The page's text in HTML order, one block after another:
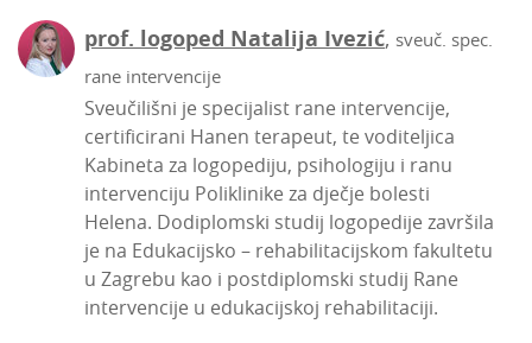
prof. logoped Natalija Ivezić, sveuč. spec.
rane intervencije
Sveučilišni je specijalist rane intervencije,
certificirani Hanen terapeut, te voditeljica
Kabineta za logopediju, psihologiju i ranu
intervenciju Poliklinike za dječje bolesti
Helena. Dodiplomski studij logopedije završila
je na Edukacijsko – rehabilitacijskom fakultetu
u Zagrebu kao i postdiplomski studij Rane
intervencije u edukacijskoj rehabilitaciji.